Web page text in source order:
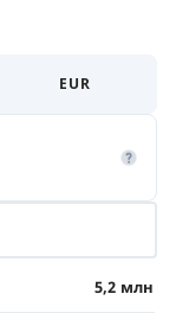
EUR
5,2 млн